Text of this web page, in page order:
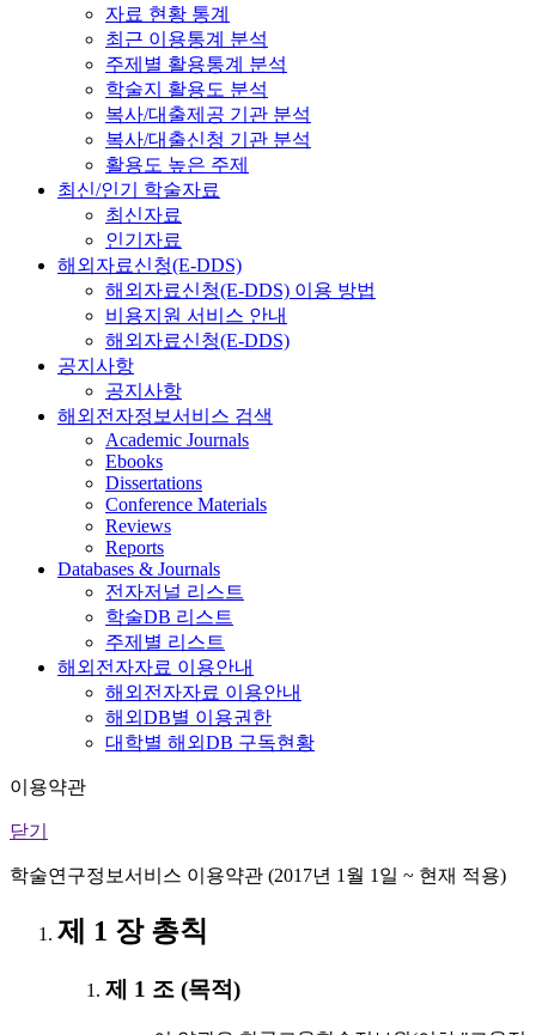
자료 현황 통계
최근 이용통계 분석
주제별 활용통계 분석
학술지 활용도 분석
복사/대출제공 기관 분석
복사/대출신청 기관 분석
활용도 높은 주제
최신/인기 학술자료
최신자료
인기자료
해외자료신청(E-DDS)
해외자료신청(E-DDS) 이용 방법
비용지원 서비스 안내
해외자료신청(E-DDS)
공지사항
공지사항
해외전자정보서비스 검색
Academic Journals
Ebooks
Dissertations
Conference Materials
Reviews
Reports
Databases & Journals
전자저널 리스트
학술DB 리스트
주제별 리스트
해외전자자료 이용안내
해외전자자료 이용안내
해외DB별 이용권한
대학별 해외DB 구독현황
이용약관
닫기
학술연구정보서비스 이용약관 (2017년 1월 1일 ~ 현재 적용)
제 1 장 총칙
제 1 조 (목적)